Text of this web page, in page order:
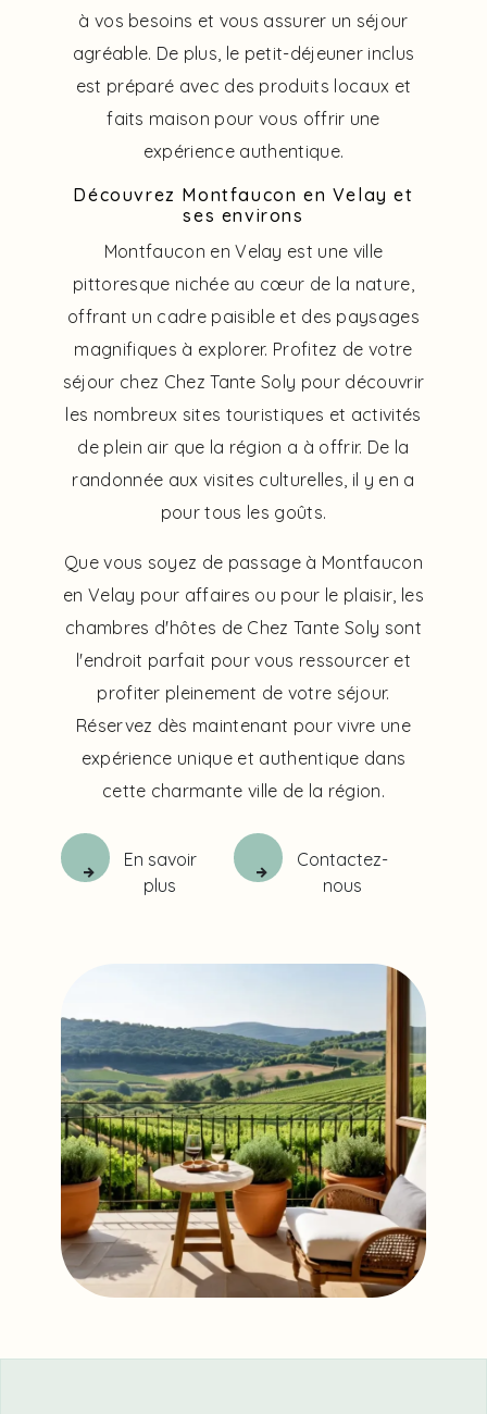
à vos besoins et vous assurer un séjour
agréable. De plus, le petit-déjeuner inclus
est préparé avec des produits locaux et
faits maison pour vous offrir une
expérience authentique.
Découvrez Montfaucon en Velay et
ses environs
Montfaucon en Velay est une ville
pittoresque nichée au cœur de la nature,
offrant un cadre paisible et des paysages
magnifiques à explorer. Profitez de votre
séjour chez Chez Tante Soly pour découvrir
les nombreux sites touristiques et activités
de plein air que la région a à offrir. De la
randonnée aux visites culturelles, il y en a
pour tous les goûts.
Que vous soyez de passage à Montfaucon
en Velay pour affaires ou pour le plaisir, les
chambres d'hôtes de Chez Tante Soly sont
l'endroit parfait pour vous ressourcer et
profiter pleinement de votre séjour.
Réservez dès maintenant pour vivre une
expérience unique et authentique dans
cette charmante ville de la région.
En savoir
plus
Contactez-
nous